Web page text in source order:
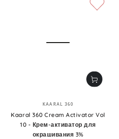
Бренд:
KAARAL 360
Kaaral 360 Cream Activator Vol
10 - Крем-активатор для
окрашивания 3%